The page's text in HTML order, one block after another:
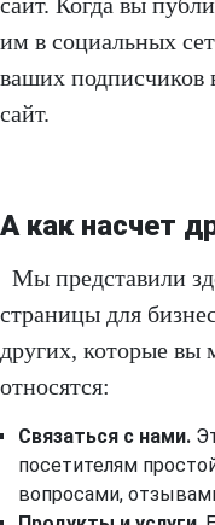
им в социальных
ваших подписчиков
сайт.
А как насчет
Мы представили
страницы для
других, которые
относятся:
Связаться с нами.
посетителям
вопросами,